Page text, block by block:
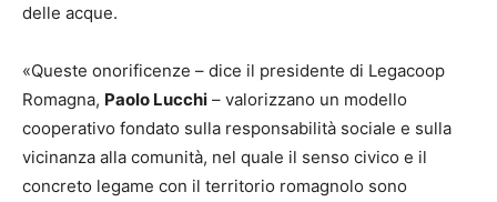
delle acque.
«Queste onorificenze – dice il presidente di Legacoop
Romagna, Paolo Lucchi – valorizzano un modello
cooperativo fondato sulla responsabilità sociale e sulla
vicinanza alla comunità, nel quale il senso civico e il
concreto legame con il territorio romagnolo sono